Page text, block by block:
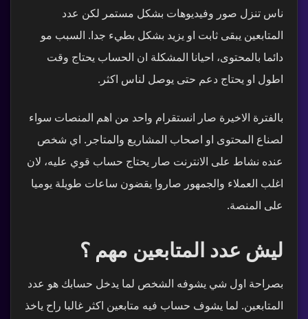
ناس تنزل صور وفيديوهات بشكل مستمر لكن عدد
المتابعين يبقى ثابت او يزيد بشكل بطيء جدا. السبب مو
دائما بالمحتوى، احيانا المشكلة ان الحساب يحتاج وقت
اطول او يحتاج دعم حتى يوصل لناس اكثر.
بالفترة الاخيرة صار انستقرام واحد من اهم المنصات سواء
لصناع المحتوى او اصحاب المشاريع والمتاجر. اي شخص
عنده نشاط على الانترنت صار يحتاج حساب قوي عليه، لان
اغلب العملاء والجمهور صاروا يقضون ساعات طويلة يوميا
على المنصة.
ليش عدد المتابعين مهم ؟
بصراحة اول شي يشوفه الشخص لما يدخل حسابك هو عدد
المتابعين. لما يشوف حساب فيه متابعين اكثر غالبا راح ياخذ